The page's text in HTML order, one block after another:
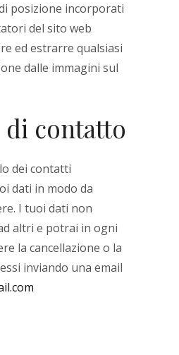
posizione incorporati
del sito web
ed estrarre qualsiasi
dalle immagini sul
contatto
dei contatti
dati in modo da
I tuoi dati non
altri e potrai in ogni
la cancellazione o la
inviando una email